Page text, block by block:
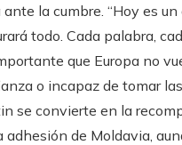
la cumbre. “Hoy es un
todo. Cada palabra,
que Europa no
o incapaz de tomar
se convierte en la
de Moldavia,